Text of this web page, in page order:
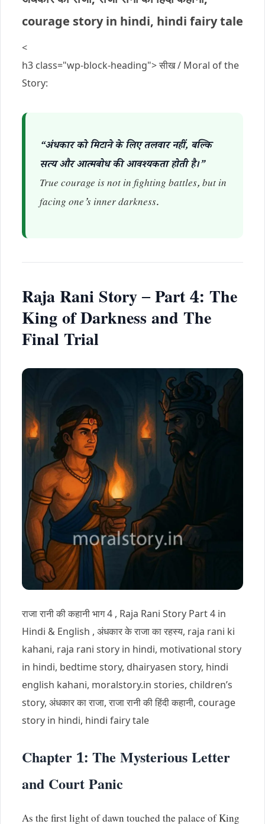
courage story in hindi, hindi fairy tale
<
h3 class="wp-block-heading"> सीख / Moral of the
Story:
“अंधकार को मिटाने के लिए तलवार नहीं, बल्कि
सत्य और आत्मबोध की आवश्यकता होती है।”
True courage is not in fighting battles, but in
facing one’s inner darkness.
Raja Rani Story – Part 4: The
King of Darkness and The
Final Trial
राजा रानी की कहानी भाग 4 , Raja Rani Story Part 4 in
Hindi & English , अंधकार के राजा का रहस्य, raja rani ki
kahani, raja rani story in hindi, motivational story
in hindi, bedtime story, dhairyasen story, hindi
english kahani, moralstory.in stories, children’s
story, अंधकार का राजा, राजा रानी की हिंदी कहानी, courage
story in hindi, hindi fairy tale
Chapter 1: The Mysterious Letter
and Court Panic
As the first light of dawn touched the palace of King